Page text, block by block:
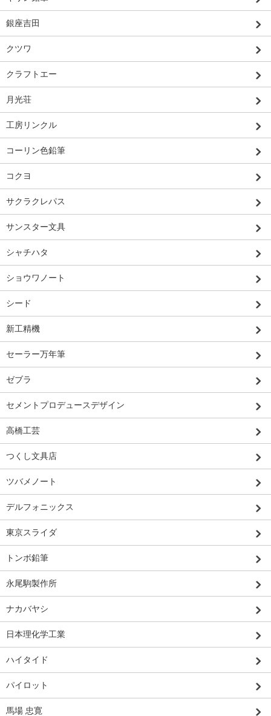
銀座吉田
クツワ
クラフトエー
月光荘
工房リンクル
コーリン色鉛筆
コクヨ
サクラクレパス
サンスター文具
シャチハタ
ショウワノート
シード
新工精機
セーラー万年筆
ゼブラ
セメントプロデュースデザイン
高橋工芸
つくし文具店
ツバメノート
デルフォニックス
東京スライダ
トンボ鉛筆
永尾駒製作所
ナカバヤシ
日本理化学工業
ハイタイド
パイロット
馬場 忠寛